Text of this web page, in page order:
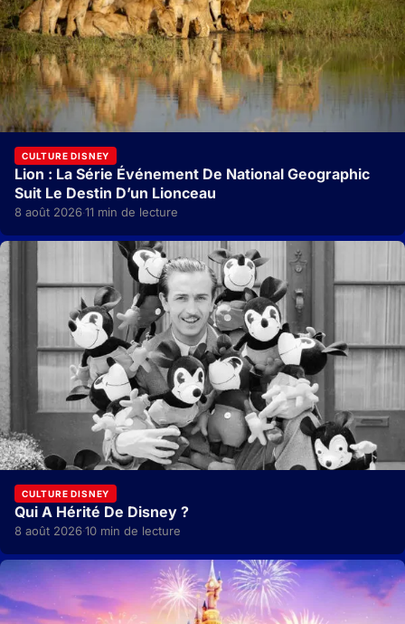
CULTURE DISNEY
Lion : La Série Événement De National Geographic
Suit Le Destin D’un Lionceau
8 août 2026·11 min de lecture
CULTURE DISNEY
Qui A Hérité De Disney ?
8 août 2026·10 min de lecture